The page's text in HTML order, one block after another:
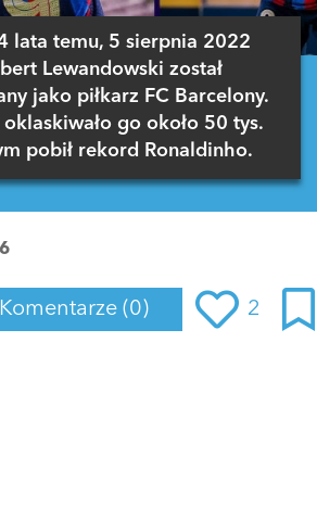
lata temu, 5 sierpnia 2022
Lewandowski został
jako piłkarz FC Barcelony.
go około 50 tys.
pobił rekord Ronaldinho.
Komentarze (0) 2